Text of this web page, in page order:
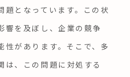
題となっています。この状
響を及ぼし、企業の競争
性があります。そこで、多
は、この問題に対処する